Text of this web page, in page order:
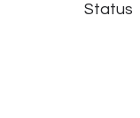
Status